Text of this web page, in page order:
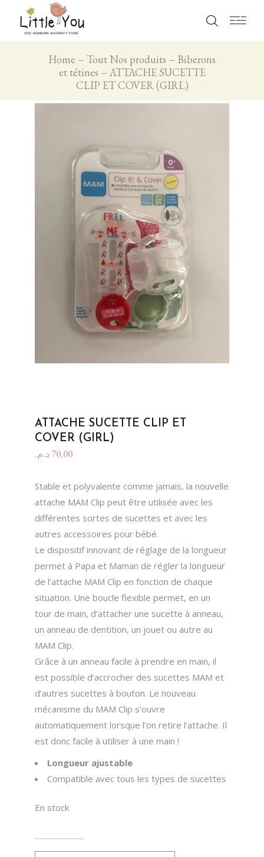
Home Tout Nos produits
Biberons
et tétines
ATTACHE SUCETTE
CLIP ET COVER (GIRL)
ATTACHE SUCETTE CLIP ET
COVER (GIRL)
70,00 د.م.
Stable et polyvalente comme jamais, la nouvelle
attache MAM Clip peut être utilisée avec les
différentes sortes de sucettes et avec les
autres accessoires pour bébé.
Le dispositif innovant de réglage de la longueur
permet à Papa et Maman de régler la longueur
de l’attache MAM Clip en fonction de chaque
situation. Une boucle flexible permet, en un
tour de main, d’attacher une sucette à anneau,
un anneau de dentition, un jouet ou autre au
MAM Clip.
Grâce à un anneau facile à prendre en main, il
est possible d’accrocher des sucettes MAM et
d’autres sucettes à bouton. Le nouveau
mécanisme du MAM Clip s’ouvre
automatiquement lorsque l’on retire l’attache. Il
est donc facile à utiliser à une main !
Longueur ajustable
Compatible avec tous les types de sucettes
En stock